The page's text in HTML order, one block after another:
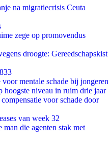
na migratiecrisis Ceuta
zege op promovendus
droogte: Gereedschapskist
mentale schade bij jongeren
niveau in ruim drie jaar
voor schade door
van week 32
die agenten stak met